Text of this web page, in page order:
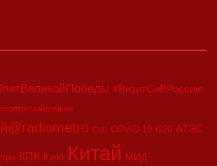
#ВизитСиВРоссию
CIIE COVID-19 G20 АТЭС
КПК Кино Китай МИД